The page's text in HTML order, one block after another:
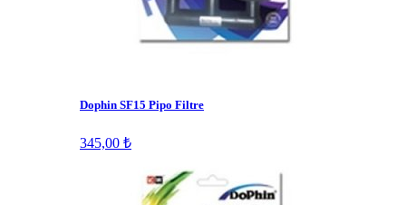
Dophin SF15 Pipo Filtre
345,00 ₺